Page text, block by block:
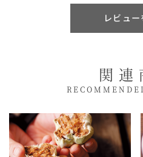
二年間熟成させた年月が
甘みが好きです。
また購入させて頂きます
★★★★☆
杉桶で再仕込みなんて今
身に良さそうですね。料
るものだから化学調味料
ない私にぴったりでした。
レビュ
関連